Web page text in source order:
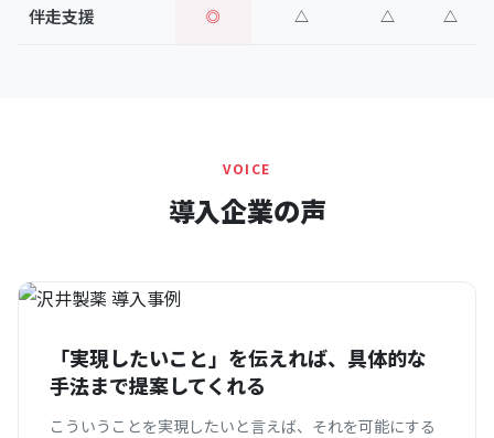
伴走支援 ◎ △ △ △
VOICE
導入企業の声
「実現したいこと」を伝えれば、具体的な
手法まで提案してくれる
こういうことを実現したいと言えば、それを可能にする